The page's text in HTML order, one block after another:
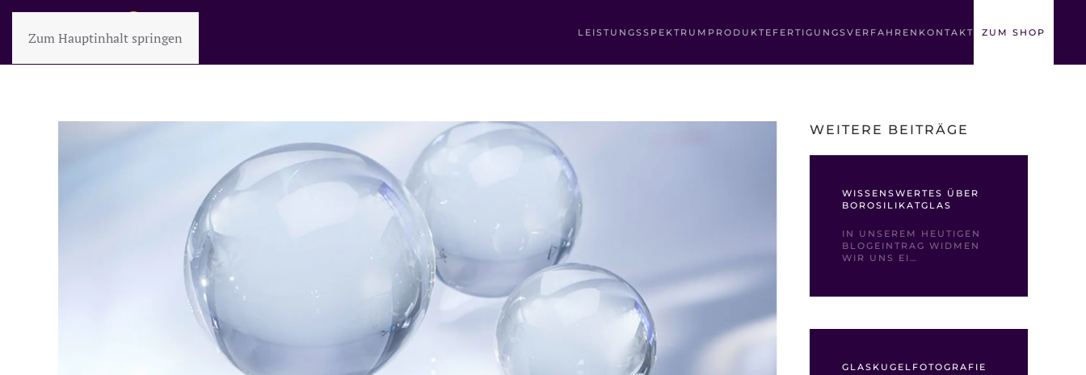
Zum Hauptinhalt springen LEISTUNGSSPEKTRUM PRODUKTE FERTIGUNGSVERFAHREN KONTAKT ZUM SHOP
WEITERE BEITRÄGE
WISSENSWERTES ÜBER
BOROSILIKATGLAS
IN UNSEREM HEUTIGEN
BLOGEINTRAG WIDMEN
WIR UNS EI…
GLASKUGELFOTOGRAFIE